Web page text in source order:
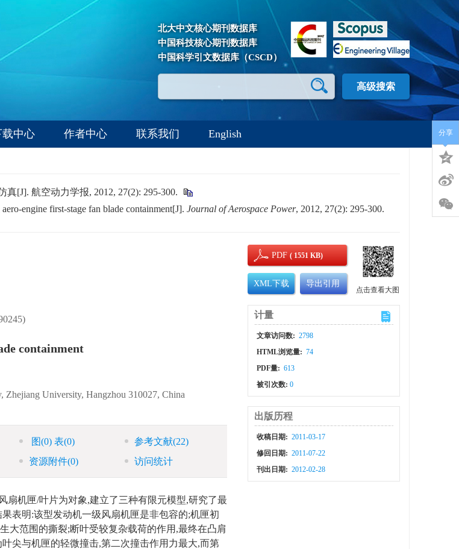
北大中文核心期刊数据库
中国科技核心期刊数据库
中国科学引文数据库（CSCD）
高级搜索
载中心 作者中心 联系我们 English
[J]. 航空动力学报, 2012, 27(2): 295-300.
engine first-stage fan blade containment[J]. Journal of Aerospace Power, 2012, 27(2): 295-300.
containment
Zhejiang University, Hangzhou 310027, China
图(0)表(0) 参考文献(22)
资源附件(0) 访问统计
扇机匣/叶片为对象,建立了三种有限元模型,研究了最
表明:该型发动机一级风扇机匣是非包容的;机匣初
大范围的撕裂;断叶受较复杂载荷的作用,最终在凸肩
尖与机匣的轻微撞击,第二次撞击作用力最大,而第
PDF( 1551 KB)
XML下载 导出引用
点击查看大图
计量
文章访问数: 2798
HTML浏览量: 74
PDF量: 613
被引次数:0
出版历程
收稿日期: 2011-03-17
修回日期: 2011-07-22
刊出日期: 2012-02-28
分享